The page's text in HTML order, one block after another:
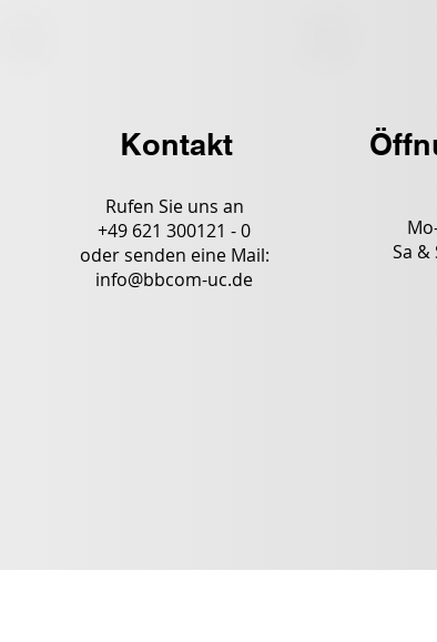
Kontakt
Rufen Sie uns an
+49 621 300121 - 0
oder senden eine Mail:
info@bbcom-uc.de
Sa &